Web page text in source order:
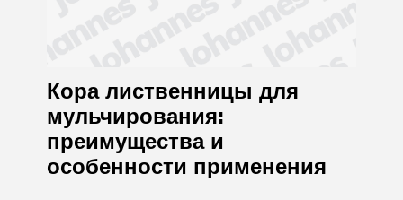
Кора лиственницы для
мульчирования:
преимущества и
особенности применения